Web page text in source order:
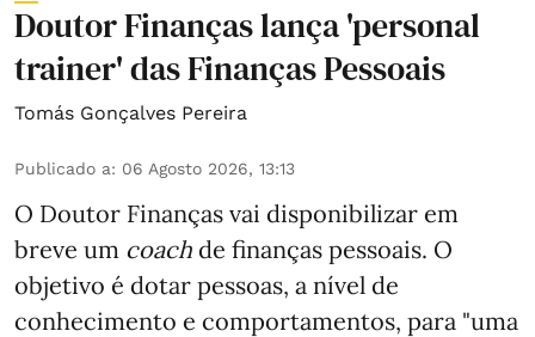
Doutor Finanças lança 'personal
trainer' das Finanças Pessoais
Tomás Gonçalves Pereira
Publicado a: 06 Agosto 2026, 13:13
O Doutor Finanças vai disponibilizar em
breve um coach de finanças pessoais. O
objetivo é dotar pessoas, a nível de
conhecimento e comportamentos, para "uma